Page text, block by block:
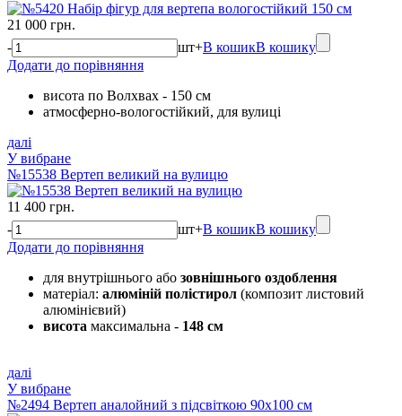
21 000 грн.
-
шт+В кошикВ кошику
Додати до порівняння
висота по Волхвах - 150 см
атмосферно-вологостійкий, для вулиці
далі
У вибране
№15538 Вертеп великий на вулицю
11 400 грн.
-
шт+В кошикВ кошику
Додати до порівняння
для внутрішнього або зовнішнього оздоблення
матеріал: алюміній полістирол (композит листовий
алюмінієвий)
висота максимальна - 148 см
далі
У вибране
№2494 Вертеп аналойний з підсвіткою 90х100 см